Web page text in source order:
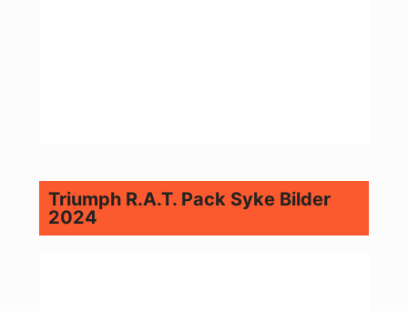
Triumph R.A.T. Pack Syke Bilder
2024